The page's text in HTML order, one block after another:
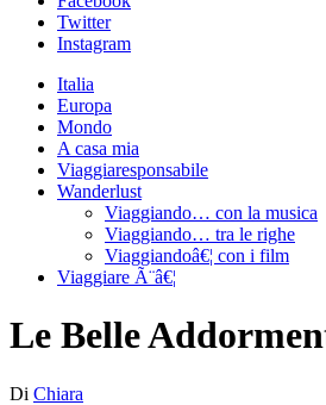
Twitter
Instagram
Italia
Europa
Mondo
A casa mia
Viaggiaresponsabile
Wanderlust
Viaggiando… con la musica
Viaggiando… tra le righe
Viaggiandoâ€¦ con i film
Viaggiare Ã¨â€¦
Le Belle
Di Chiara